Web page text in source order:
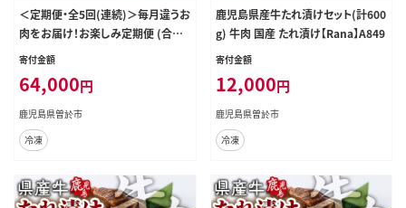
＜定期便・全5回(連続)＞毎月違うお
肉をお届け！お楽しみ定期便 (合計
2.66kg以上) 牛肉 豚肉 定期便 【ナ
寄付金額
64,000円
鹿児島県曽於市
冷凍
鹿児島県産牛たれ漬けセット(計600
g) 牛肉 国産 たれ漬け【Rana】A849
寄付金額
12,000円
鹿児島県曽於市
冷凍